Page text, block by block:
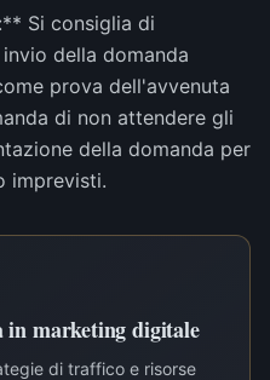
Si consiglia di
della domanda
prova dell'avvenuta
di non attendere gli
della domanda per
imprevisti.
in marketing digitale
di traffico e risorse